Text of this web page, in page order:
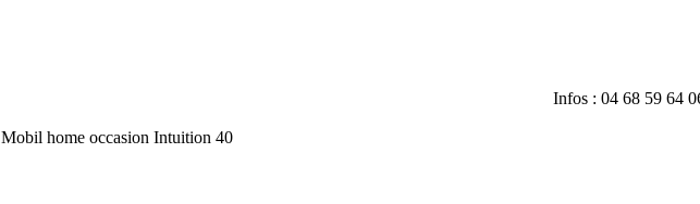
Infos : 04 68 59 64
Mobil home occasion Intuition 40